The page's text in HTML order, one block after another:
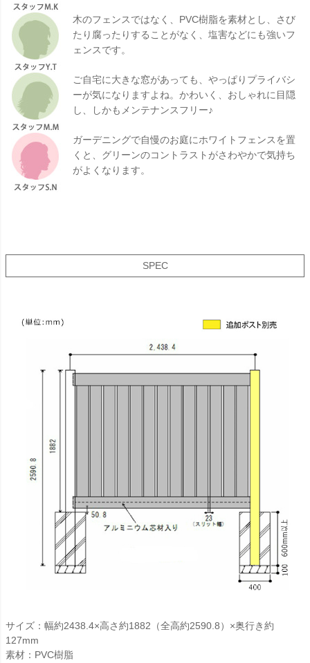
木のフェンスではなく、PVC樹脂を素材とし、さび
たり腐ったりすることがなく、塩害などにも強いフ
ェンスです。
ご自宅に大きな窓があっても、やっぱりプライバシ
ーが気になりますよね。かわいく、おしゃれに目隠
し、しかもメンテナンスフリー♪
ガーデニングで自慢のお庭にホワイトフェンスを置
くと、グリーンのコントラストがさわやかで気持ち
がよくなります。
SPEC
サイズ：幅約2438.4×高さ約1882（全高約2590.8）×奥行き約
127mm
素材：PVC樹脂